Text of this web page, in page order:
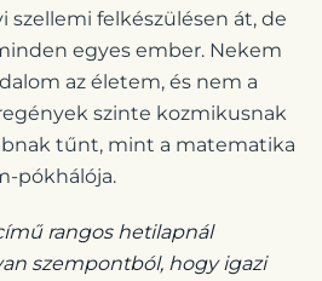
szellemi felkészülésen át, de
egyes ember. Nekem
az életem, és nem a
szinte kozmikusnak
tűnt, mint a matematika
pókhálója.
rangos hetilapnál
szempontból, hogy igazi